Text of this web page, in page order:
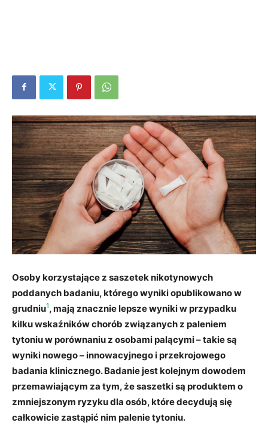
Osoby korzystające z saszetek nikotynowych
poddanych badaniu, którego wyniki opublikowano w
grudniu1, mają znacznie lepsze wyniki w przypadku
kilku wskaźników chorób związanych z paleniem
tytoniu w porównaniu z osobami palącymi – takie są
wyniki nowego – innowacyjnego i przekrojowego
badania klinicznego. Badanie jest kolejnym dowodem
przemawiającym za tym, że saszetki są produktem o
zmniejszonym ryzyku dla osób, które decydują się
całkowicie zastąpić nim palenie tytoniu.